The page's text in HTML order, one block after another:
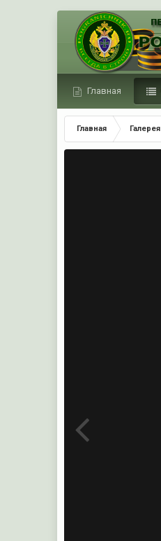
Главная
Главная Галерея